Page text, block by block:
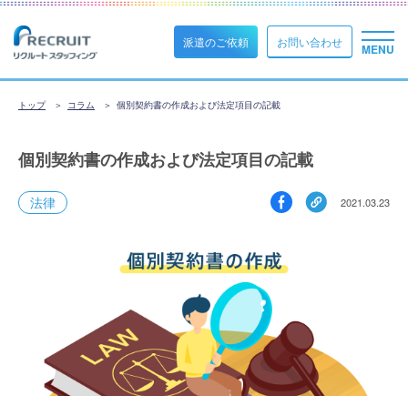
派遣のご依頼 お問い合わせ
トップ コラム 個別契約書の作成および法定項目の記載
個別契約書の作成および法定項目の記載
法律 2021.03.23